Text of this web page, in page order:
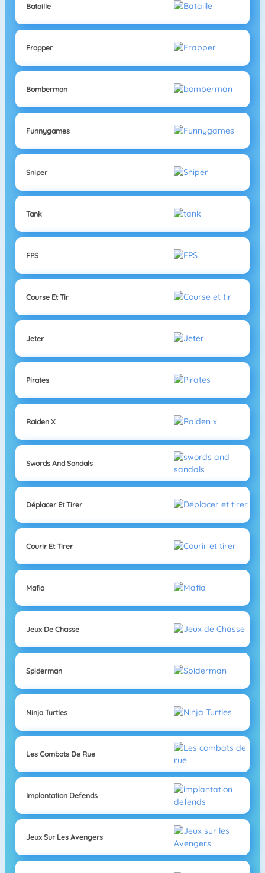
Bataille
Frapper
Bomberman
Funnygames
Sniper
Tank
FPS
Course Et Tir
Jeter
Pirates
Raiden X
Swords And Sandals
Déplacer Et Tirer
Courir Et Tirer
Mafia
Jeux De Chasse
Spiderman
Ninja Turtles
Les Combats De Rue
Implantation Defends
Jeux Sur Les Avengers